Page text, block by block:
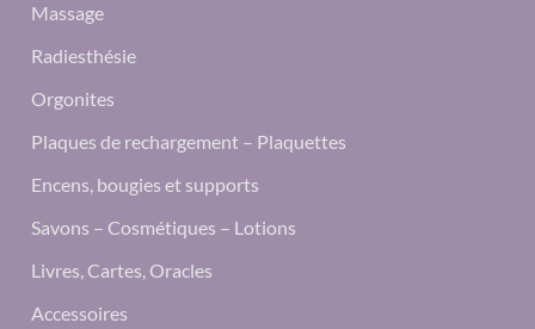
Massage
Radiesthésie
Orgonites
Plaques de rechargement – Plaquettes
Encens, bougies et supports
Savons – Cosmétiques – Lotions
Livres, Cartes, Oracles
Accessoires